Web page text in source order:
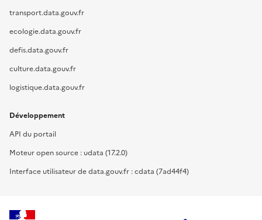
transport.data.gouv.fr
ecologie.data.gouv.fr
defis.data.gouv.fr
culture.data.gouv.fr
logistique.data.gouv.fr
Développement
API du portail
Moteur open source : udata (17.2.0)
Interface utilisateur de data.gouv.fr : cdata (7ad44f4)